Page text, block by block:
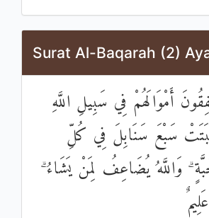
Surat Al-Baqarah (2)
أَمْوَالَهُمْ فِي سَبِيلِ اللَّهِ
سَبْعَ سَنَابِلَ فِي كُلِّ
وَاللَّهُ يُضَاعِفُ لِمَنْ يَشَاءُ